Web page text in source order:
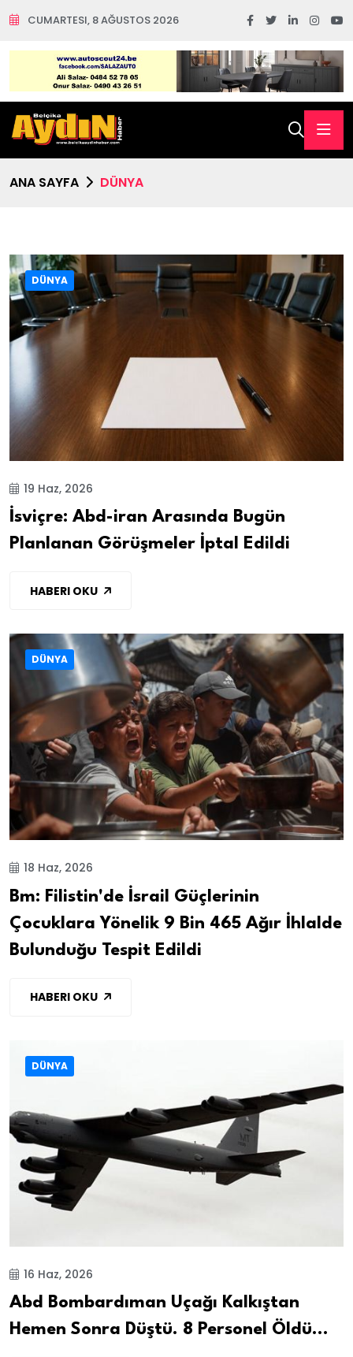
CUMARTESI, 8 AĞUSTOS 2026
ANA SAYFA DÜNYA
DÜNYA
19 Haz, 2026
İsviçre: Abd-iran Arasında Bugün
Planlanan Görüşmeler İptal Edildi
HABERI OKU
DÜNYA
18 Haz, 2026
Bm: Filistin'de İsrail Güçlerinin
Çocuklara Yönelik 9 Bin 465 Ağır İhlalde
Bulunduğu Tespit Edildi
HABERI OKU
DÜNYA
16 Haz, 2026
Abd Bombardıman Uçağı Kalkıştan
Hemen Sonra Düştü. 8 Personel Öldü...